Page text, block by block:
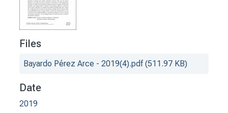
Files
Bayardo Pérez Arce - 2019(4).pdf(511.97 KB)
Date
2019